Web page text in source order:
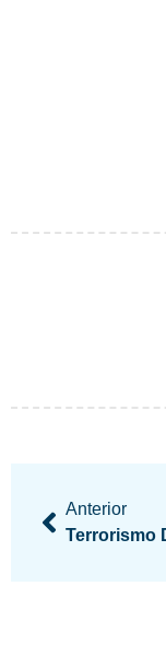
Anterior